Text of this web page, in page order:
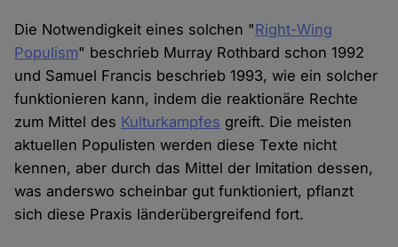
Die Notwendigkeit eines solchen "Right-Wing
Populism" beschrieb Murray Rothbard schon 1992
und Samuel Francis beschrieb 1993, wie ein solcher
funktionieren kann, indem die reaktionäre Rechte
zum Mittel des Kulturkampfes greift. Die meisten
aktuellen Populisten werden diese Texte nicht
kennen, aber durch das Mittel der Imitation dessen,
was anderswo scheinbar gut funktioniert, pflanzt
sich diese Praxis länderübergreifend fort.